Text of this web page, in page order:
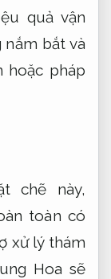
quả vận
nắm bắt và
hoặc pháp
chẽ này,
toàn có
xử lý thám
Hoa sẽ